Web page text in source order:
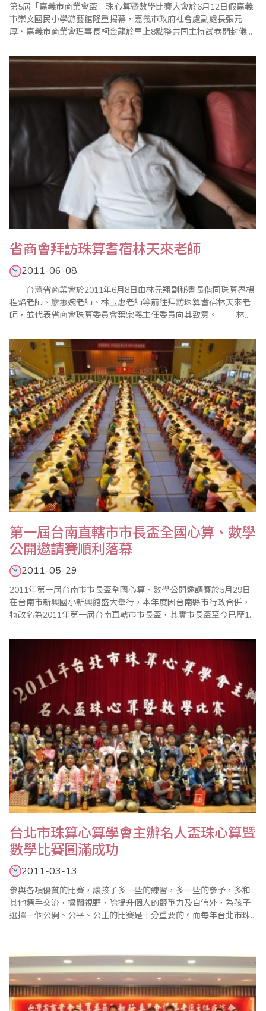
第5屆「嘉義市商業會盃」珠心算暨數學比賽大會於6月12日假嘉義
市崇文國民小學游藝館隆重揭幕，嘉義市政府社會處副處長張元
厚、嘉義市商業會理事長柯金龍於早上8點整共同主持試卷開封儀
進行頒獎典禮，首先由大會主席柯金龍致詞，隨後介紹蒞會長官及
貴賓，包括張元厚副處長、嘉義市教育局科長洪文祥、立法委員江
義雄、台灣省商業會副理事長葉宗義、崇..
省商會拜訪珠算耆宿林天來老師
2011-06-08
台灣省商業會於2011年6月8日由林元翔副秘書長偕同珠算界楊
程焰老師、廖蕙婉老師、林玉惠老師等前往拜訪珠算耆宿林天來老
師，並代表省商會珠算委員會葉宗義主任委員向其致意。 林天
工學校（開南商工前身），光復後陸續在開南商工、延平中學、老
松商職、淡水專校等學校教學，同時也是台灣省商業會珠算委員會
創會成員之一，林天來老師畢生從事珠..
第一屆台南直轄市市長盃全國心算、數學
公開邀請賽順利落幕
2011-05-29
2011年第一屆台南市市長盃全國心算、數學公開邀請賽於5月29日
在台南市新興國小新興館盛大舉行，本年度因台南縣市行政合併，
特改名為2011年第一屆台南直轄市市長盃，其實市長盃至今已歷15
習興趣，每年舉辦一次鼓勵性的比賽，受到家長及社會教育界的認
賽，上午8點準時進行第一場心算比..
台北市珠算心算學會主辦名人盃珠心算暨
數學比賽圓滿成功
2011-03-13
參與各項優質的比賽，讓孩子多一些的練習，多一些的參予，多和
其他選手交流，擴闊視野，除提升個人的競爭力及自信外，為孩子
選擇一個公開、公平、公正的比賽是十分重要的。而每年台北市珠
力外，更能應用於數學的學習，增強數學的智能，加上以比賽領導
教學的觀念，台北市珠算心算學會於近年來的歷屆..